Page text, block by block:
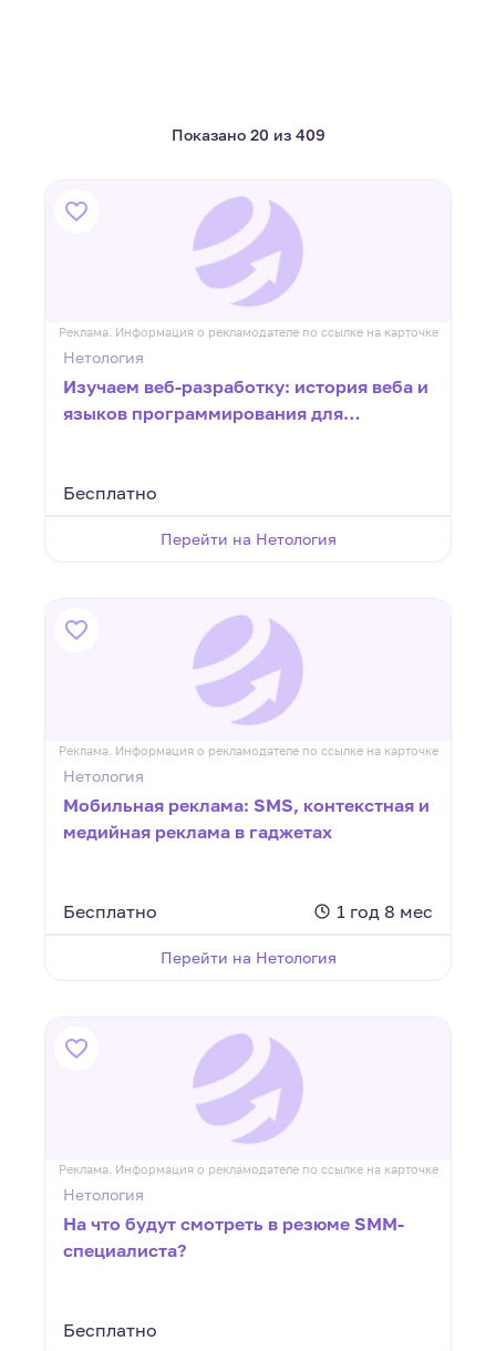
Показано 20 из 409
Реклама. Информация о рекламодателе по ссылке на карточке
Нетология
Изучаем веб-разработку: история веба и
языков программирования для
Бесплатно
Перейти на Нетология
Реклама. Информация о рекламодателе по ссылке на карточке
Нетология
Мобильная реклама: SMS, контекстная и
медийная реклама в гаджетах
Бесплатно 1 год 8 мес
Перейти на Нетология
Реклама. Информация о рекламодателе по ссылке на карточке
Нетология
На что будут смотреть в резюме SMM-
специалиста?
Бесплатно